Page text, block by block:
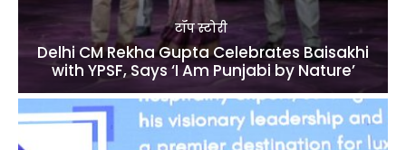
टॉप स्टोरी
Delhi CM Rekha Gupta Celebrates Baisakhi
with YPSF, Says ‘I Am Punjabi by Nature’